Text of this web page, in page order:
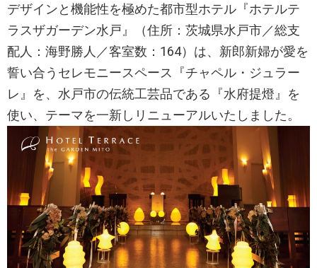
デザインと機能性を極めた都市型ホテル『ホテルテ
ラスザガーデン水戸』（住所：茨城県水戸市／総支
配人：海野勝人／客室数：164）は、新郎新婦が愛を
誓い合うセレモニースペース『チャペル・ジュラー
レ』を、水戸市の伝統工芸品である『水府提燈』を
使い、テーマを一新しリニューアルいたしました。